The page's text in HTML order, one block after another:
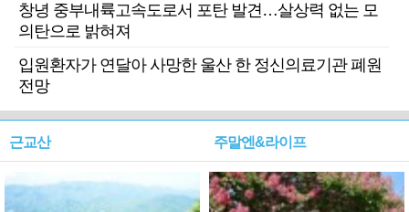
창녕 중부내륙고속도로서 포탄 발견…살상력 없는 모
의탄으로 밝혀져
입원환자가 연달아 사망한 울산 한 정신의료기관 폐원
전망
근교산 주말엔&라이프